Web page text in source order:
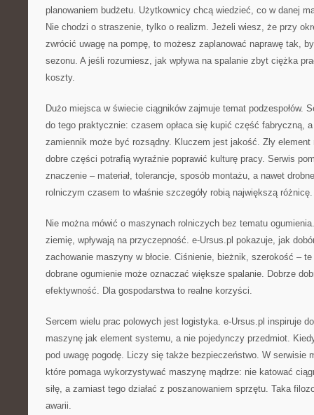
planowaniem budżetu. Użytkownicy chcą wiedzieć, co w danej
Nie chodzi o straszenie, tylko o realizm. Jeżeli wiesz, że przy
zwrócić uwagę na pompę, to możesz zaplanować naprawę tak,
sezonu. A jeśli rozumiesz, jak wpływa na spalanie zbyt ciężka
koszty.
Dużo miejsca w świecie ciągników zajmuje temat podzespołów.
do tego praktycznie: czasem opłaca się kupić część fabryczną,
zamiennik może być rozsądny. Kluczem jest jakość. Zły element
dobre części potrafią wyraźnie poprawić kulturę pracy. Serwis
znaczenie – materiał, tolerancje, sposób montażu, a nawet
rolniczym czasem to właśnie szczegóły robią największą różnicę.
Nie można mówić o maszynach rolniczych bez tematu
ziemię, wpływają na przyczepność. e-Ursus.pl pokazuje, jak
zachowanie maszyny w błocie. Ciśnienie, bieżnik, szerokość –
dobrane ogumienie może oznaczać większe spalanie. Dobrze
efektywność. Dla gospodarstwa to realne korzyści.
Sercem wielu prac polowych jest logistyka. e-Ursus.pl inspiruje
maszynę jak element systemu, a nie pojedynczy przedmiot.
pod uwagę pogodę. Liczy się także bezpieczeństwo. W serwisie
które pomaga wykorzystywać maszynę mądrze: nie katować
siłę, a zamiast tego działać z poszanowaniem sprzętu. Taka
awarii.